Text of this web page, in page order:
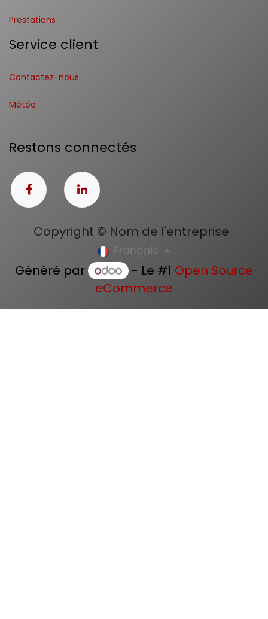
Prestations
Service client
Contactez-nous
Météo
Restons connectés
Copyright © Nom de l'entreprise
Français
Généré par - Le #1 Open Source
eCommerce